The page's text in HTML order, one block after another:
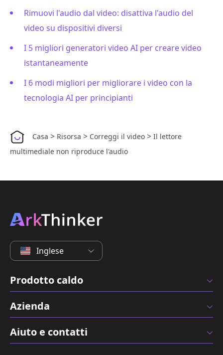
Rimuovi l'audio dal video: disattiva l'audio del
video su dispositivi diversi
I 5 migliori generatori video AI per creare video
istantaneamente
I 6 modi migliori per migliorare i video con la
tecnologia AI per principianti
Casa > Risorsa > Correggi il video > Il lettore
multimediale non riproduce l'audio
Inglese
Prodotto caldo
Azienda
Aiuto e contatti